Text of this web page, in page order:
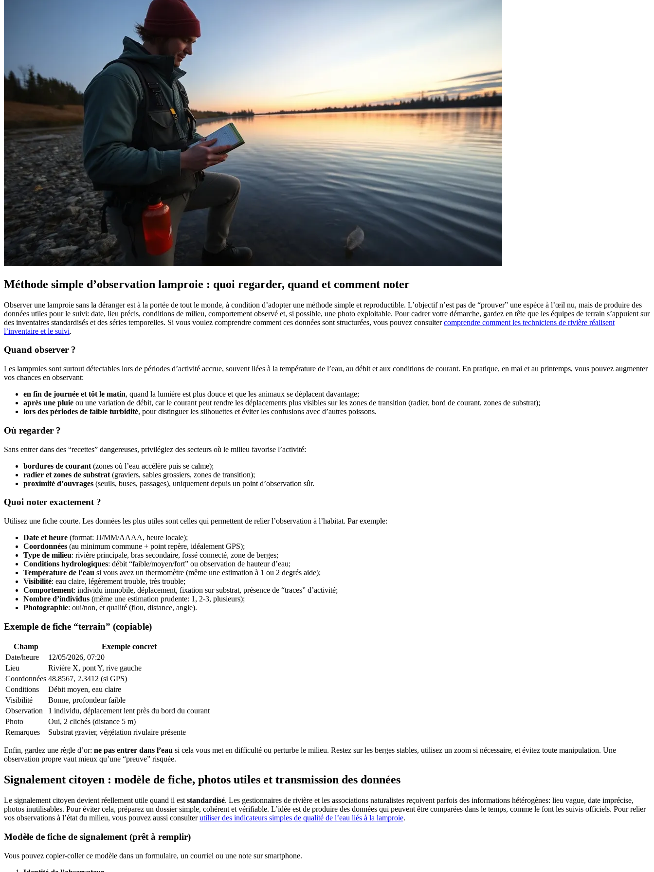
Méthode simple d’observation lamproie : quoi regarder, quand et comment noter
Observer une lamproie sans la déranger est à la portée de tout le monde, à condition d’adopter une méthode simple et reproductible. L’objectif n’est pas de “prouver” une espèce à l’œil nu, mais de produire des
données utiles pour le suivi: date, lieu précis, conditions de milieu, comportement observé et, si possible, une photo exploitable. Pour cadrer votre démarche, gardez en tête que les équipes de terrain s’appuient sur
des inventaires standardisés et des séries temporelles. Si vous voulez comprendre comment ces données sont structurées, vous pouvez consultercomprendre comment les techniciens de rivière réalisent
l’inventaire et le suivi.
Quand observer ?
Les lamproies sont surtout détectables lors de périodes d’activité accrue, souvent liées à la température de l’eau, au débit et aux conditions de courant. En pratique, en mai et au printemps, vous pouvez augmenter
vos chances en observant:
en fin de journée et tôt le matin, quand la lumière est plus douce et que les animaux se déplacent davantage;
après une pluie ou une variation de débit, car le courant peut rendre les déplacements plus visibles sur les zones de transition (radier, bord de courant, zones de substrat);
lors des périodes de faible turbidité, pour distinguer les silhouettes et éviter les confusions avec d’autres poissons.
Où regarder ?
Sans entrer dans des “recettes” dangereuses, privilégiez des secteurs où le milieu favorise l’activité:
bordures de courant (zones où l’eau accélère puis se calme);
radier et zones de substrat (graviers, sables grossiers, zones de transition);
proximité d’ouvrages (seuils, buses, passages), uniquement depuis un point d’observation sûr.
Quoi noter exactement ?
Utilisez une fiche courte. Les données les plus utiles sont celles qui permettent de relier l’observation à l’habitat. Par exemple:
Date et heure (format: JJ/MM/AAAA, heure locale);
Coordonnées (au minimum commune + point repère, idéalement GPS);
Type de milieu: rivière principale, bras secondaire, fossé connecté, zone de berges;
Conditions hydrologiques: débit “faible/moyen/fort” ou observation de hauteur d’eau;
Température de l’eau si vous avez un thermomètre (même une estimation à 1 ou 2 degrés aide);
Visibilité: eau claire, légèrement trouble, très trouble;
Comportement: individu immobile, déplacement, fixation sur substrat, présence de “traces” d’activité;
Nombre d’individus (même une estimation prudente: 1, 2-3, plusieurs);
Photographie: oui/non, et qualité (flou, distance, angle).
Exemple de fiche “terrain” (copiable)
Champ
Exemple concret
Date/heure
12/05/2026, 07:20
Lieu
Rivière X, pont Y, rive gauche
Coordonnées 48.8567, 2.3412 (si GPS)
Conditions
Débit moyen, eau claire
Visibilité
Bonne, profondeur faible
Observation
1 individu, déplacement lent près du bord du courant
Photo
Oui, 2 clichés (distance 5 m)
Remarques
Substrat gravier, végétation rivulaire présente
Enfin, gardez une règle d’or: ne pas entrer dans l’eau si cela vous met en difficulté ou perturbe le milieu. Restez sur les berges stables, utilisez un zoom si nécessaire, et évitez toute manipulation. Une
observation propre vaut mieux qu’une “preuve” risquée.
Signalement citoyen : modèle de fiche, photos utiles et transmission des données
Le signalement citoyen devient réellement utile quand il est standardisé. Les gestionnaires de rivière et les associations naturalistes reçoivent parfois des informations hétérogènes: lieu vague, date imprécise,
photos inutilisables. Pour éviter cela, préparez un dossier simple, cohérent et vérifiable. L’idée est de produire des données qui peuvent être comparées dans le temps, comme le font les suivis officiels. Pour relier
vos observations à l’état du milieu, vous pouvez aussi consulterutiliser des indicateurs simples de qualité de l’eau liés à la lamproie.
Modèle de fiche de signalement (prêt à remplir)
Vous pouvez copier-coller ce modèle dans un formulaire, un courriel ou une note sur smartphone.